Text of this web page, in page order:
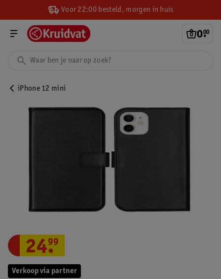
Voor 22:00 besteld, morgen in huis
0.
00
iPhone 12 mini
Verkoop via partner
24.
99